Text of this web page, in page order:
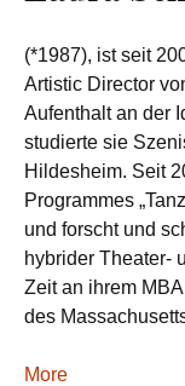
(*1987), ist seit
Artistic Director
Aufenthalt an der
studierte sie
Hildesheim. Seit
Programmes
und forscht und
hybrider Theater-
Zeit an ihrem
des
More